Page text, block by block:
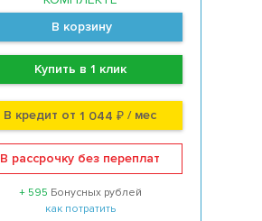
В корзину
Купить в 1 клик
В кредит от1 044 ₽ / мес
В рассрочку без переплат
+ 595 Бонусных рублей
как потратить